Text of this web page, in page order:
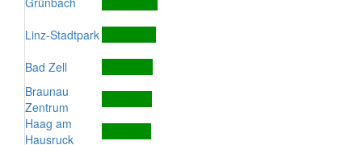
Linz-Stadtpark
Bad Zell
Braunau
Zentrum
Haag am
Hausruck